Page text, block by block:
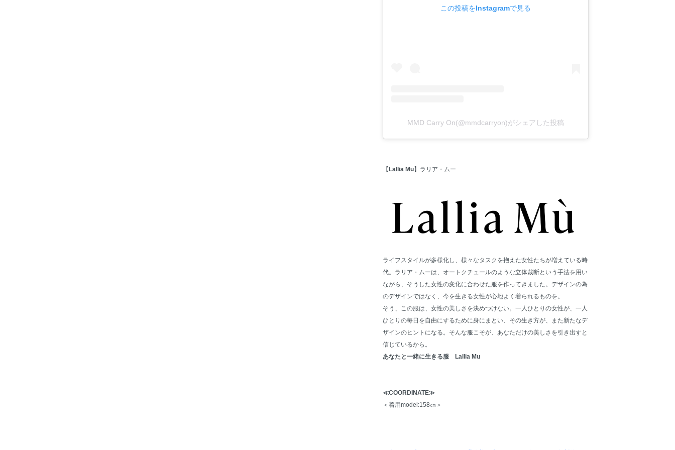
この投稿をInstagramで見る
MMD Carry On(@mmdcarryon)がシェアした投稿
【 Lallia Mu】ラリア・ムー
ライフスタイルが多様化し、様々なタスクを抱えた女性たちが増えている時
代。ラリア・ムーは、オートクチュールのような立体裁断という手法を用い
ながら、そうした女性の変化に合わせた服を作ってきました。デザインの為
のデザインではなく、今を生きる女性が心地よく着られるものを。
そう、この服は、女性の美しさを決めつけない。一人ひとりの女性が、一人
ひとりの毎日を自由にするために身にまとい、その生き方が、また新たなデ
ザインのヒントになる。そんな服こそが、あなただけの美しさを引き出すと
信じているから。
あなたと一緒に生きる服 Lallia Mu
≪COORDINATE≫
＜着用model:158㎝＞